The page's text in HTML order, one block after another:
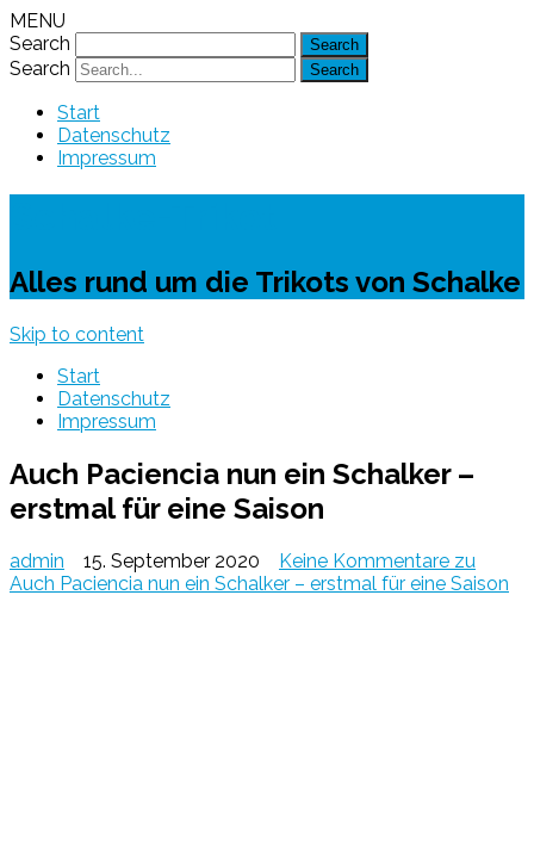
MENU
Search
Search
Start
Datenschutz
Impressum
Alles rund um die Trikots von Schalke
Skip to content
Start
Datenschutz
Impressum
Auch Paciencia nun ein Schalker –
erstmal für eine Saison
admin 15. September 2020 Keine Kommentare zu
Auch Paciencia nun ein Schalker – erstmal für eine Saison